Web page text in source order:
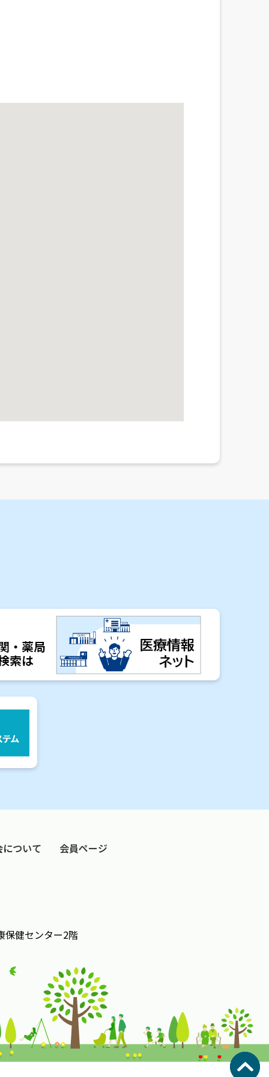
ついて 会員ページ
健センター2階